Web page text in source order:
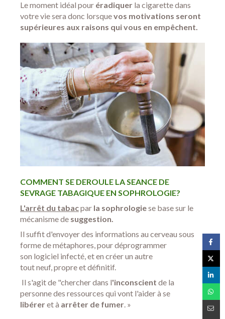
Le moment idéal pour éradiquer la cigarette dans
votre vie sera donc lorsquevos motivations seront
supérieures aux raisons qui vous en empêchent.
COMMENT SE DEROULE LA SEANCE DE
SEVRAGE TABAGIQUE EN SOPHROLOGIE?
L'arrêt du tabacpar la sophrologiese base sur le
mécanisme de suggestion.
Il suffit d'envoyer des informations au cerveau sous
forme de métaphores, pour déprogrammer
son logiciel infecté, et en créer un autre
tout neuf, propre et définitif.
Il s'agit de "chercher dans l'inconscient de la
personne des ressources qui vont l'aider à se
libéreret à arrêter de fumer . »